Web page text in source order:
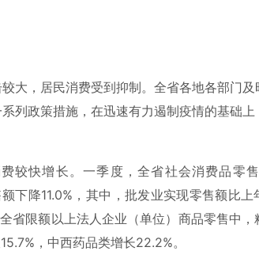
大，居民消费受到抑制。全省各地各部门
列政策措施，在迅速有力遏制疫情的基础
较快增长。一季度，全省社会消费品零
下降11.0%，其中，批发业实现零售额比
省限额以上法人企业（单位）商品零售中
，中西药品类增长22.2%。